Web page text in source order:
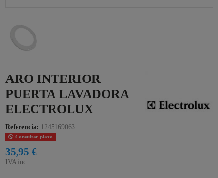
ARO INTERIOR
PUERTA LAVADORA
ELECTROLUX
Referencia: 1245169063
Consultar plazo
35,95 €
IVA inc.